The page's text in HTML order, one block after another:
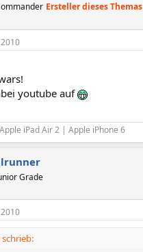
Ersteller dieses Themas
youtube auf
iPad Air 2 | Apple iPhone 6
Grade